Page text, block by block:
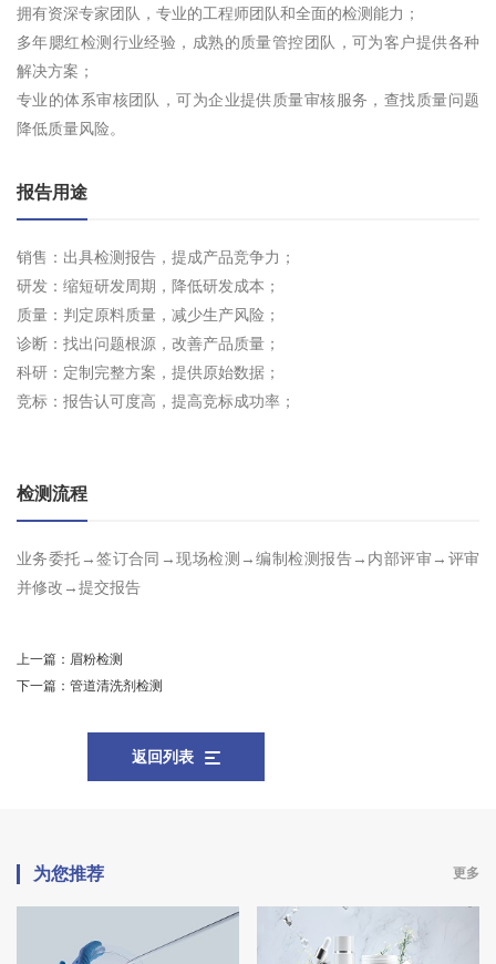
拥有资深专家团队，专业的工程师团队和全面的检测能力；
多年腮红检测行业经验，成熟的质量管控团队，可为客户提供各种
解决方案；
专业的体系审核团队，可为企业提供质量审核服务，查找质量问题
降低质量风险。
报告用途
销售：出具检测报告，提成产品竞争力；
研发：缩短研发周期，降低研发成本；
质量：判定原料质量，减少生产风险；
诊断：找出问题根源，改善产品质量；
科研：定制完整方案，提供原始数据；
竞标：报告认可度高，提高竞标成功率；
检测流程
业务委托→签订合同→现场检测→编制检测报告→内部评审→评审
并修改→提交报告
上一篇： 眉粉检测
下一篇： 管道清洗剂检测
返回列表
为您推荐 更多